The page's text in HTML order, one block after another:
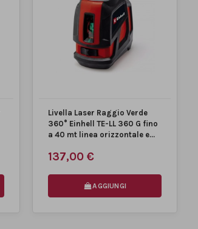
Livella Laser Raggio Verde
360° Einhell TE-LL 360 G fino
a 40 mt linea orizzontale e...
137,00 €
AGGIUNGI